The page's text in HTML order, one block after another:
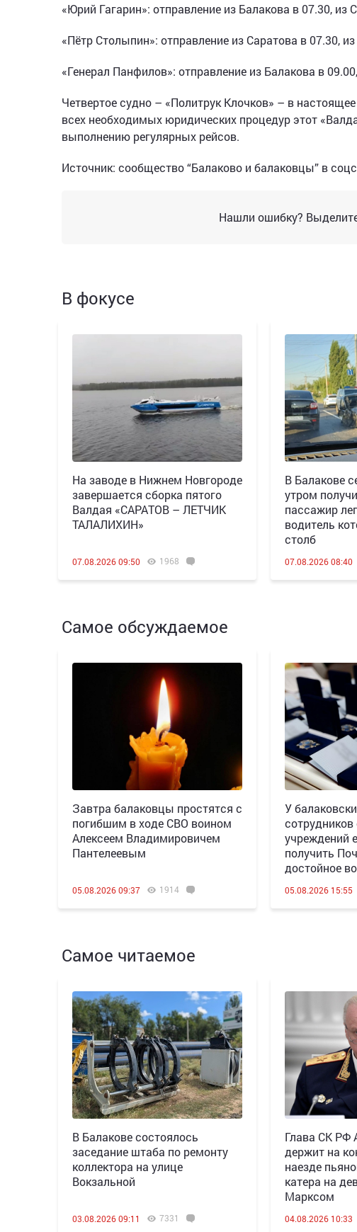
«Юрий Гагарин»: отправление из Балакова в 07.30, из
«Пётр Столыпин»: отправление из Саратова в 07.30,
«Генерал Панфилов»: отправление из Балакова в
Четвертое судно – «Политрук Клочков» – в
всех необходимых юридических процедур этот
выполнению регулярных рейсов.
Источник: сообщество “Балаково и балаковцы” в
Нашли ошибку?
В фокусе
Н️а заводе в Нижнем Новгороде
завершается сборка пятого
Валдая «САРАТОВ – ЛЕТЧИК
ТАЛАЛИХИН»
07.08.2026 09:50 1968
В Балакове
утром
пассажир
водитель
столб
07.08.2026 08:40
Самое обсуждаемое
Завтра балаковцы простятся с
погибшим в ходе СВО воином
Алексеем Владимировичем
Пантелеевым
05.08.2026 09:37 1914
У
учреждений
получить
достойное
05.08.2026 15:55
Самое читаемое
В Балакове состоялось
заседание штаба по ремонту
коллектора на улице
Вокзальной
03.08.2026 09:11 7331
Глава СК РФ
держит на
наезде
катера на
Марксом
04.08.2026 10:33